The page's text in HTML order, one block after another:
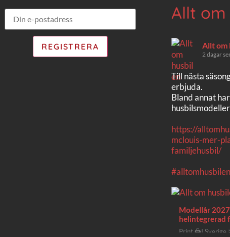
Allt om
Allt om
2 dagar
Till nästa
erbjuda.
Bland annat
https://
mclouis-mer-
familjehusbil/
#alltomhusbilen
Modellår
helintegrerad
Print 🖨I Sverige